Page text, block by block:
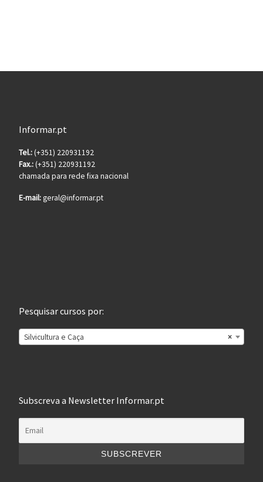
Informar.pt
Tel.:(+351) 220931192
Fax.:(+351) 220931192
chamada para rede fixa nacional
E-mail:geral@informar.pt
Pesquisar cursos por:
×
Silvicultura e Caça
Subscreva a Newsletter Informar.pt